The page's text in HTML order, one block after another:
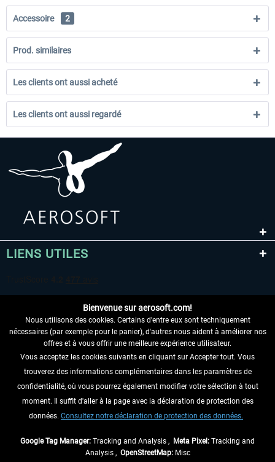
Accessoire 2
Prod. similaires
Les clients ont aussi acheté
Les clients ont aussi regardé
LIENS UTILES
RENONCER AU CONTRAT ICI
INFORMATIONS
NE MANQUEZ PAS LES DERNIÈRES
Bienvenue sur aerosoft.com!
Nous utilisons des cookies. Certains d'entre eux sont techniquement
nécessaires (par exemple pour le panier), d'autres nous aident à améliorer nos
offres et à vous offrir une meilleure expérience utilisateur.
Vous acceptez les cookies suivants en cliquant sur Accepter tout. Vous
trouverez des informations complémentaires dans les paramètres de
confidentialité, où vous pourrez également modifier votre sélection à tout
moment. Il suffit d'aller à la page avec la déclaration de protection des
données. Consultez notre déclaration de protection des données.
Google Tag Manager: Tracking and Analysis , Meta Pixel: Tracking and
Analysis , OpenStreetMap:Misc